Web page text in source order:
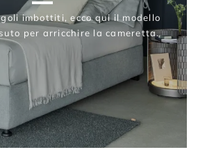
imbottiti, ecco qui il modello
per arricchire la cameretta.